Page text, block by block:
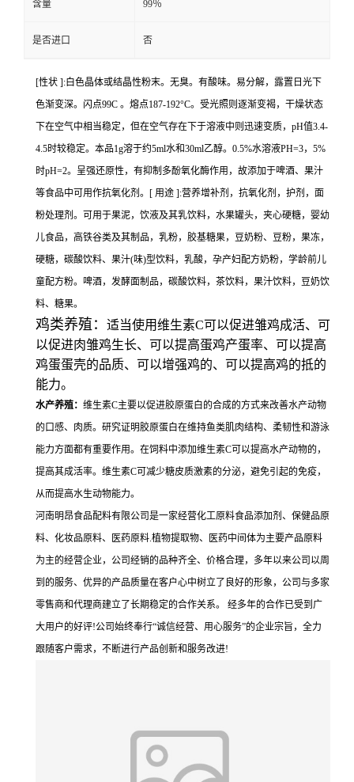
含量 99％
是否进口 否
[性状 ]:白色晶体或结晶性粉末。无臭。有酸味。易分解，露置日光下
色渐变深。闪点99C 。熔点187-192°C。受光照则逐渐变褐，干燥状态
下在空气中相当稳定，但在空气存在下于溶液中则迅速变质，pH值3.4-
4.5时较稳定。本品1g溶于约5ml水和30ml乙醇。0.5%水溶液PH=3，5%
时pH=2。呈强还原性，有抑制多酚氧化酶作用，故添加于啤酒、果汁
等食品中可用作抗氧化剂。[ 用途 ]:营养增补剂，抗氧化剂，护剂，面
粉处理剂。可用于果泥，饮液及其乳饮料，水果罐头，夹心硬糖，婴幼
儿食品，高铁谷类及其制品，乳粉，胶基糖果，豆奶粉、豆粉，果冻，
硬糖，碳酸饮料、果汁(味)型饮料，乳酸，孕产妇配方奶粉，学龄前儿
童配方粉。啤酒，发酵面制品，碳酸饮料，茶饮料，果汁饮料，豆奶饮
料、糖果。
鸡类养殖： 适当使用维生素C可以促进雏鸡成活、可
以促进肉雏鸡生长、可以提高蛋鸡产蛋率、可以提高
鸡蛋蛋壳的品质、可以增强鸡的、可以提高鸡的抵的
能力。
水产养殖： 维生素C主要以促进胶原蛋白的合成的方式来改善水产动物
的口感、肉质。研究证明胶原蛋白在维持鱼类肌肉结构、柔韧性和游泳
能力方面都有重要作用。在饲料中添加维生素C可以提高水产动物的，
提高其成活率。维生素C可减少糖皮质激素的分泌，避免引起的免疫，
从而提高水生动物能力。
河南明昂食品配料有限公司是一家经营化工原料食品添加剂、保健品原
料、化妆品原料、医药原料.植物提取物、医药中间体为主要产品原料
为主的经营企业，公司经销的品种齐全、价格合理，多年以来公司以周
到的服务、优异的产品质量在客户心中树立了良好的形象，公司与多家
零售商和代理商建立了长期稳定的合作关系。 经多年的合作已受到广
大用户的好评!公司始终奉行“诚信经营、用心服务”的企业宗旨，全力
跟随客户需求，不断进行产品创新和服务改进!